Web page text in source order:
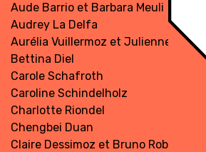
Aude Barrio et Barbara Meuli
Audrey La Delfa
Aurélia Vuillermoz et Julienne Jattiot
Bettina Diel
Carole Schafroth
Caroline Schindelholz
Charlotte Riondel
Chengbei Duan
Claire Dessimoz et Bruno Robyr